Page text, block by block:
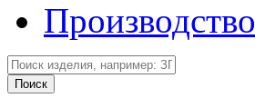
Производство